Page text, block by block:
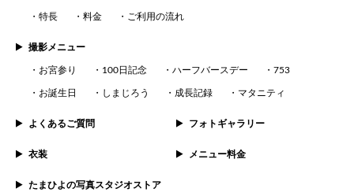
特長 料金 ご利用の流れ
撮影メニュー
お宮参り 100日記念 ハーフバースデー 753
お誕生日 しまじろう 成長記録 マタニティ
よくあるご質問 フォトギャラリー
衣装 メニュー料金
たまひよの写真スタジオストア